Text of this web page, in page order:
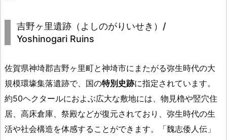
吉野ヶ里遺跡（よしのがりいせき）/
Yoshinogari Ruins
佐賀県神埼郡吉野ヶ里町と神埼市にまたがる弥生時代の大
規模環壕集落遺跡で、国の特別史跡に指定されています。
約50ヘクタールにおよぶ広大な敷地には、物見櫓や竪穴住
居、高床倉庫、祭殿などが復元されており、弥生時代の生
活や社会構造を体感することができます。「魏志倭人伝」